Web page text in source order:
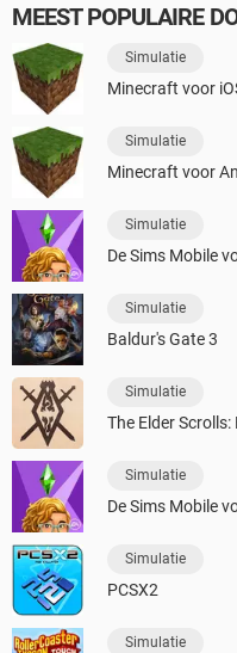
MEEST POPULAIRE
Simulatie
Minecraft voor
Simulatie
Minecraft voor
Simulatie
De Sims Mobile
Simulatie
Baldur's Gate 3
Simulatie
The Elder
Simulatie
De Sims Mobile
Simulatie
PCSX2
Simulatie